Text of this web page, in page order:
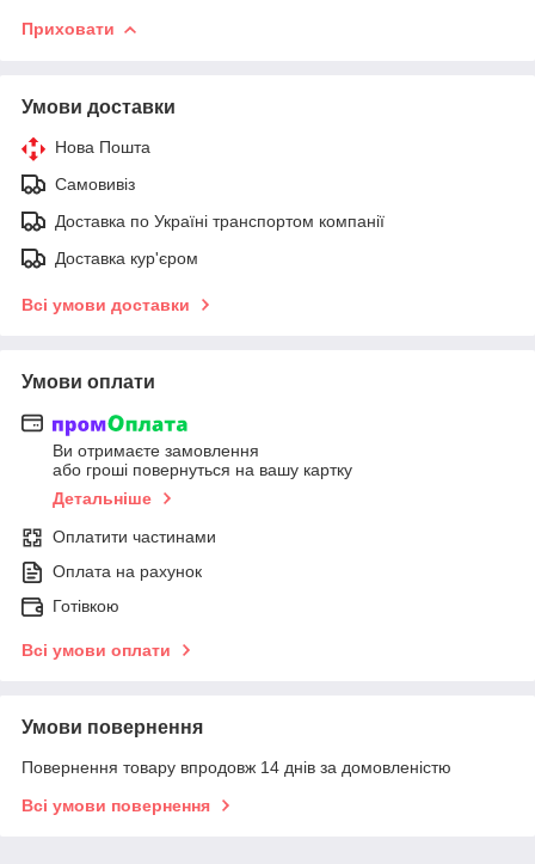
Приховати
Умови доставки
Нова Пошта
Самовивіз
Доставка по Україні транспортом компанії
Доставка кур'єром
Всі умови доставки
Умови оплати
Ви отримаєте замовлення
або гроші повернуться на вашу картку
Детальніше
Оплатити частинами
Оплата на рахунок
Готівкою
Всі умови оплати
Умови повернення
Повернення товару впродовж 14 днів за домовленістю
Всі умови повернення